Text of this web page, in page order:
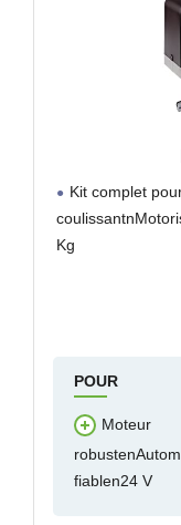
Kit complet
Kg
POUR
Moteur
fiablen24 V